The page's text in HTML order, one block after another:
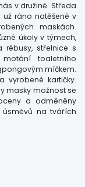
v družině. Středa
už ráno natěšené v
maskách.
úkoly v týmech,
střelnice s
motání toaletního
míčkem.
vyrobené kartičky.
masky možnost se
a odměněny
úsměvů na tvářích